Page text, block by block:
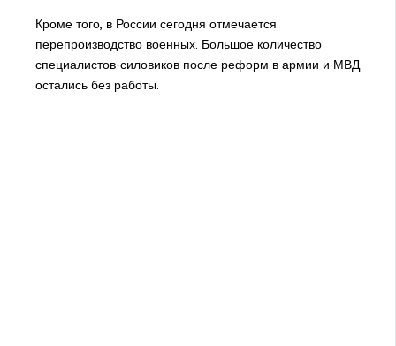
Кроме того, в России сегодня отмечается
перепроизводство военных. Большое количество
специалистов-силовиков после реформ в армии и МВД
остались без работы.